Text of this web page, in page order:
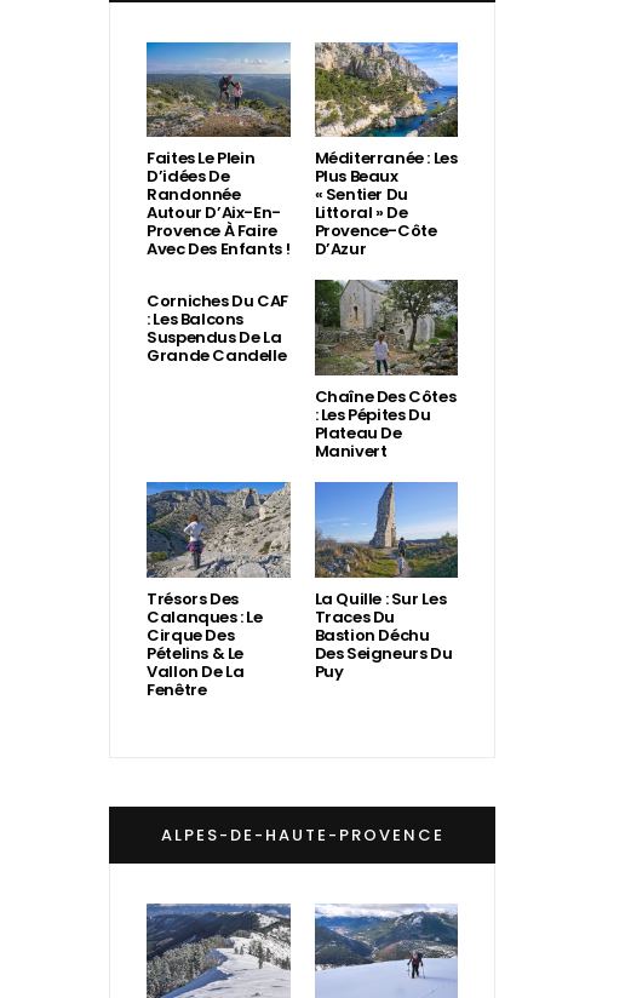
Faites Le Plein
D’idées De
Randonnée
Autour D’Aix-En-
Provence À Faire
Avec Des Enfants !
Méditerranée : Les
Plus Beaux
« Sentier Du
Littoral » De
Provence-Côte
D’Azur
Corniches Du CAF
: Les Balcons
Suspendus De La
Grande Candelle
Chaîne Des Côtes
: Les Pépites Du
Plateau De
Manivert
Trésors Des
Calanques : Le
Cirque Des
Pételins & Le
Vallon De La
Fenêtre
La Quille : Sur Les
Traces Du
Bastion Déchu
Des Seigneurs Du
Puy
ALPES-DE-HAUTE-PROVENCE